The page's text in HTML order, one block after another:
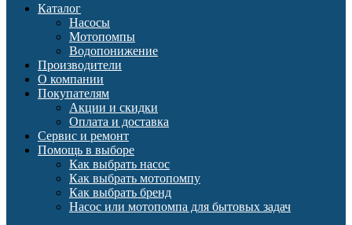
Каталог
Насосы
Мотопомпы
Водопонижение
Производители
О компании
Покупателям
Акции и скидки
Оплата и доставка
Сервис и ремонт
Помощь в выборе
Как выбрать насос
Как выбрать мотопомпу
Как выбрать бренд
Насос или мотопомпа для бытовых задач